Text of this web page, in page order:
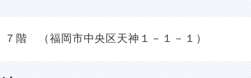
階 （福岡市中央区天神１－１－１）